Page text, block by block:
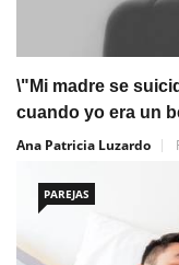
\"Mi madre se
cuando yo era un
Ana Patricia Luzardo
PAREJAS